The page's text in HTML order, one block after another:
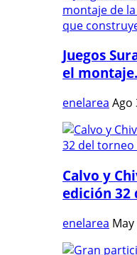
Juegos
el
enelarea Ago
Calvo y
edición 32
enelarea